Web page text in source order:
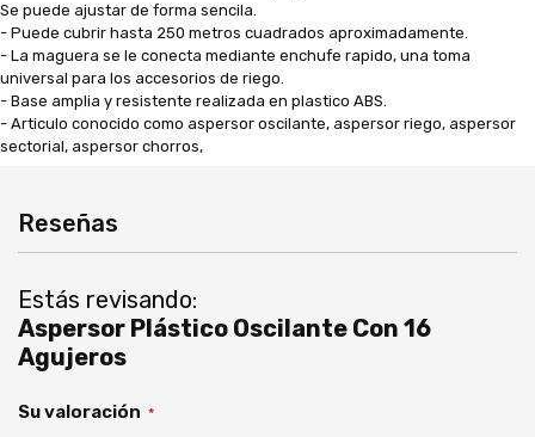
Se puede ajustar de forma sencila.
- Puede cubrir hasta 250 metros cuadrados aproximadamente.
- La maguera se le conecta mediante enchufe rapido, una toma
universal para los accesorios de riego.
- Base amplia y resistente realizada en plastico ABS.
- Articulo conocido como aspersor oscilante, aspersor riego, aspersor
sectorial, aspersor chorros,
Reseñas
Estás revisando:
Aspersor Plástico Oscilante Con 16
Agujeros
Su valoración